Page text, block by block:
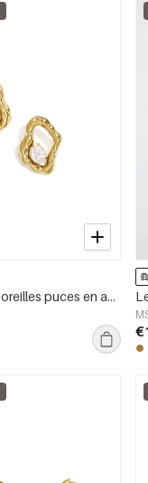
Boucles d&#39;oreilles puces en acier inoxydable, forme géométrique, collection simple pour le quotidien, bijoux pour femmes